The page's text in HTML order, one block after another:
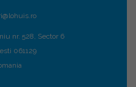
nr. 528, Sector 6
061129